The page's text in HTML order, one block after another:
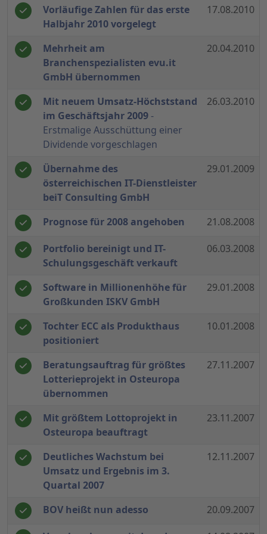
Vorläufige Zahlen für das erste
Halbjahr 2010 vorgelegt
17.08.2010
Mehrheit am
Branchenspezialisten evu.it
GmbH übernommen
20.04.2010
Mit neuem Umsatz-Höchststand
im Geschäftsjahr 2009-
Erstmalige Ausschüttung einer
Dividende vorgeschlagen
26.03.2010
Übernahme des
österreichischen IT-Dienstleister
beiT Consulting GmbH
29.01.2009
Prognose für 2008 angehoben 21.08.2008
Portfolio bereinigt und IT-
Schulungsgeschäft verkauft
06.03.2008
Software in Millionenhöhe für
Großkunden ISKV GmbH
29.01.2008
Tochter ECC als Produkthaus
positioniert
10.01.2008
Beratungsauftrag für größtes
Lotterieprojekt in Osteuropa
übernommen
27.11.2007
Mit größtem Lottoprojekt in
Osteuropa beauftragt
23.11.2007
Deutliches Wachstum bei
Umsatz und Ergebnis im 3.
Quartal 2007
12.11.2007
BOV heißt nun adesso 20.09.2007